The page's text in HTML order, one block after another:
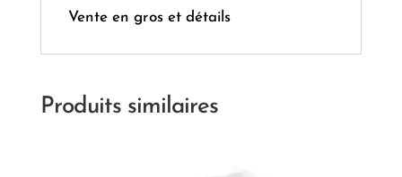
Vente en gros et détails
Produits similaires